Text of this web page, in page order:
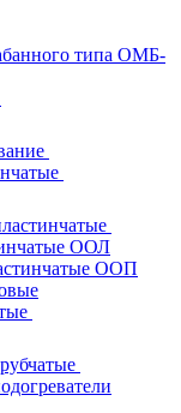
типа ОМБ-
ООЛ
ООП